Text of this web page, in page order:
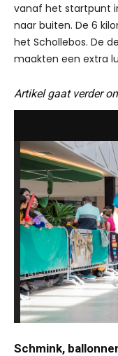
vanaf het startpunt
naar buiten. De 6
het Schollebos. De
maakten een extra
Artikel gaat verder
Schmink,